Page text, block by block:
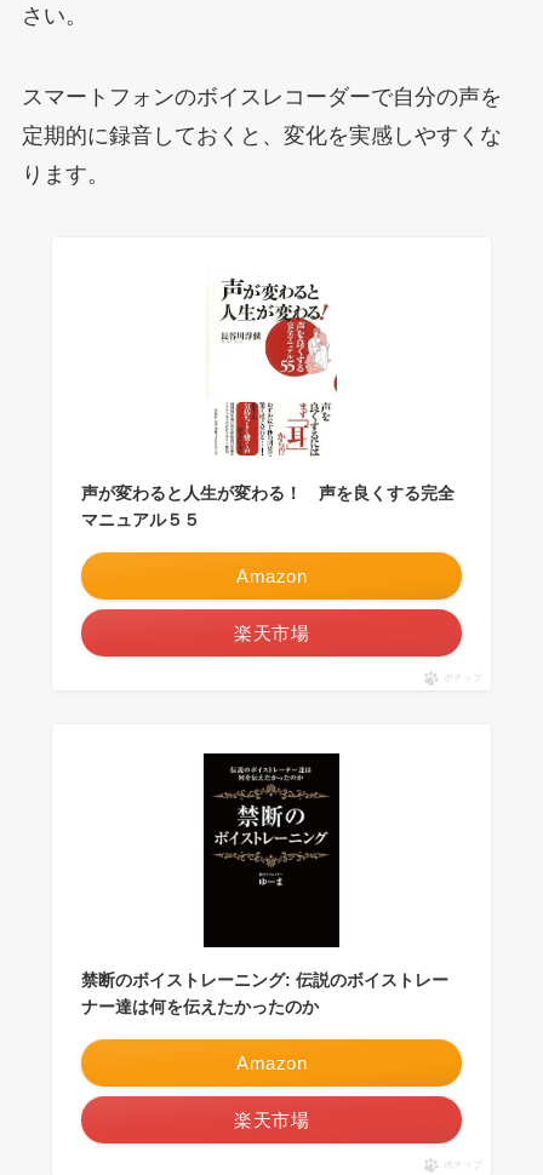
さい。
スマートフォンのボイスレコーダーで自分の声を
定期的に録音しておくと、変化を実感しやすくな
ります。
声が変わると人生が変わる！ 声を良くする完全
マニュアル５５
Amazon
楽天市場
ポチップ
禁断のボイストレーニング: 伝説のボイストレー
ナー達は何を伝えたかったのか
Amazon
楽天市場
ポチップ